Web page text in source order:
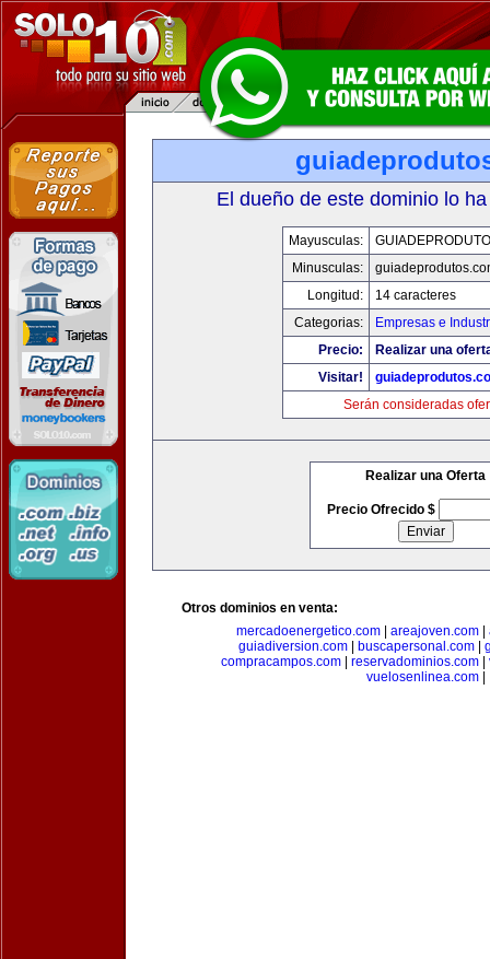
El dueño de este dominio lo
Mayusculas:
Minusculas:
Longitud:
14 caracteres
Categorias:
Empresas e
Precio:
Realizar una
Visitar!
Serán consideradas
Realizar una Oferta
Precio Ofrecido $
Otros dominios en venta:
mercadoenergetico.com| areajoven.com|
guiadiversion.com| buscapersonal.com|
compracampos.com| reservadominios.com|
vuelosenlinea.com|